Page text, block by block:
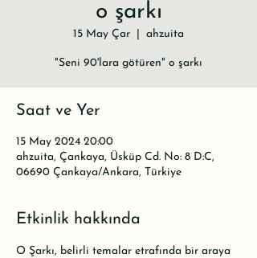
o şarkı
15 May Çar ahzuita
"Seni 90'lara götüren" o şarkı
Saat ve Yer
15 May 2024 20:00
ahzuita, Çankaya, Üsküp Cd. No: 8 D:C,
06690 Çankaya/Ankara, Türkiye
Etkinlik hakkında
O Şarkı, belirli temalar etrafında bir araya